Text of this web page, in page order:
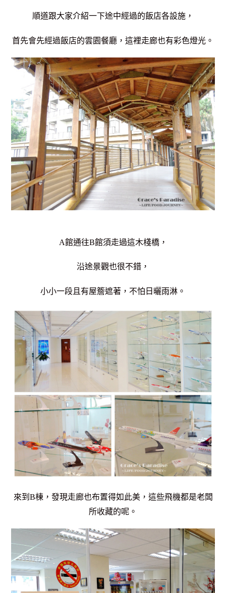
順道跟大家介紹一下途中經過的飯店各設施，
首先會先經過飯店的雲園餐廳，這裡走廊也有彩色燈光。
A館通往B館須走過這木棧橋，
沿途景觀也很不錯，
小小一段且有屋簷遮著，不怕日曬雨淋。
來到B棟，發現走廊也布置得如此美，這些飛機都是老闆
所收藏的呢。